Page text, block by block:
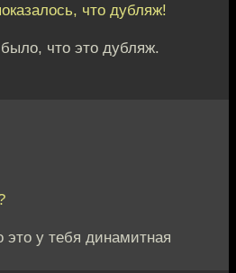
что дубляж!
что это дубляж.
это у тебя динамитная